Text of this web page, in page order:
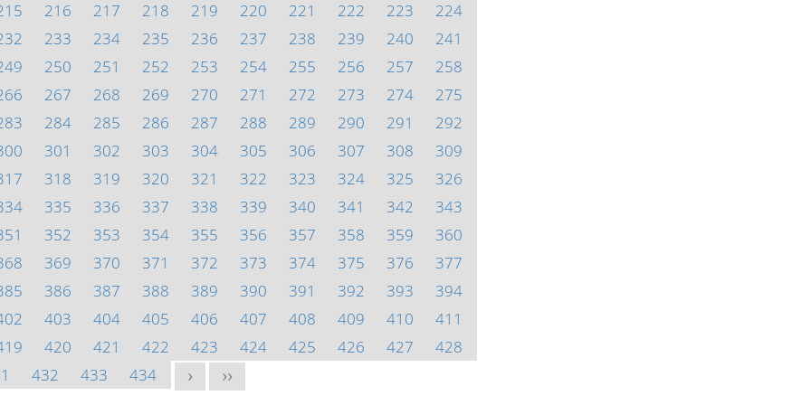
216 217 218 219 220 221 222 223
224
233 234 235 236 237 238 239 240
241
250 251 252 253 254 255 256 257
258
267 268 269 270 271 272 273 274
275
284 285 286 287 288 289 290 291
292
301 302 303 304 305 306 307 308
309
318 319 320 321 322 323 324 325
326
335 336 337 338 339 340 341 342
343
352 353 354 355 356 357 358 359
360
369 370 371 372 373 374 375 376
377
386 387 388 389 390 391 392 393
394
403 404 405 406 407 408 409 410
411
420 421 422 423 424 425 426 427
428
432 433 434 > >>